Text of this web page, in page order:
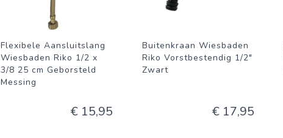
Flexibele Aansluitslang
Wiesbaden Riko 1/2 x
3/8 25 cm Geborsteld
Messing
€ 15,95
Buitenkraan Wiesbaden
Riko Vorstbestendig 1/2"
Zwart
€ 17,95